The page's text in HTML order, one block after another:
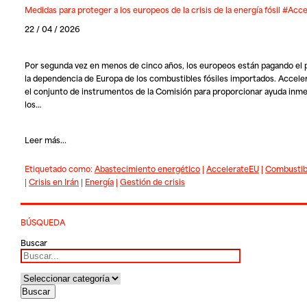
Medidas para proteger a los europeos de la crisis de la energía fósil
22 / 04 / 2026
Por segunda vez en menos de cinco años, los europeos están pagando el
la dependencia de Europa de los combustibles fósiles importados.
el conjunto de instrumentos de la Comisión para proporcionar ayuda
los…
Leer más...
Etiquetado como:Abastecimiento energético| AccelerateEU|
| Crisis en Irán| Energía| Gestión de crisis
BÚSQUEDA
Buscar